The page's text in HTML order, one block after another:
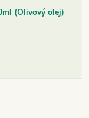
(Olivový olej)